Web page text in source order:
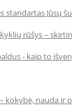
standartas Jūsų
rūšys –
- kaip to
kokybė, nauda ir